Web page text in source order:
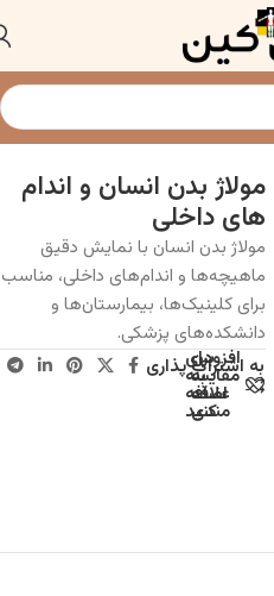
مولاژ بدن انسان و اندام
های داخلی
مولاژ بدن انسان با نمایش دقیق
ماهیچه‌ها و اندام‌های داخلی، مناسب
برای کلینیک‌ها، بیمارستان‌ها و
دانشکده‌های پزشکی.
برای
مقایسه
اضافه
کنید
افزودن
به
علاقه
مندی
به اشتراک پذاری